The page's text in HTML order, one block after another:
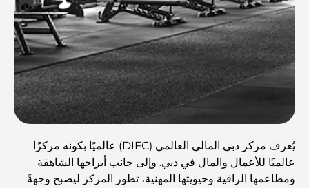
يُعرف مركز دبي المالي العالمي (DIFC) عالميًا بكونه مركزًا
عالميًا للأعمال والمال في دبي. وإلى جانب أبراجها الشاهقة
ومطاعمها الراقية وحيويتها المهنية، تطور المركز ليصبح وجهةً